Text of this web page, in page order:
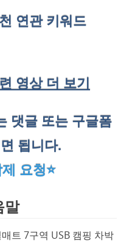
연관 키워드
영상 더 보기
댓글 또는 구글폼
됩니다.
요청⭐
말
트 7구역 USB 캠핑 차박